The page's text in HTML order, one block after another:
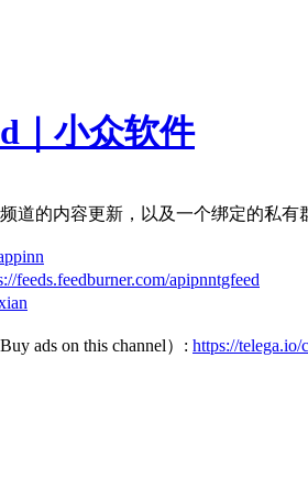
｜小众软件
道的内容更新，以及一个绑定的私有
feeds.feedburner.com/apipnntgfeed
ads on this channel）: https://telega.io/